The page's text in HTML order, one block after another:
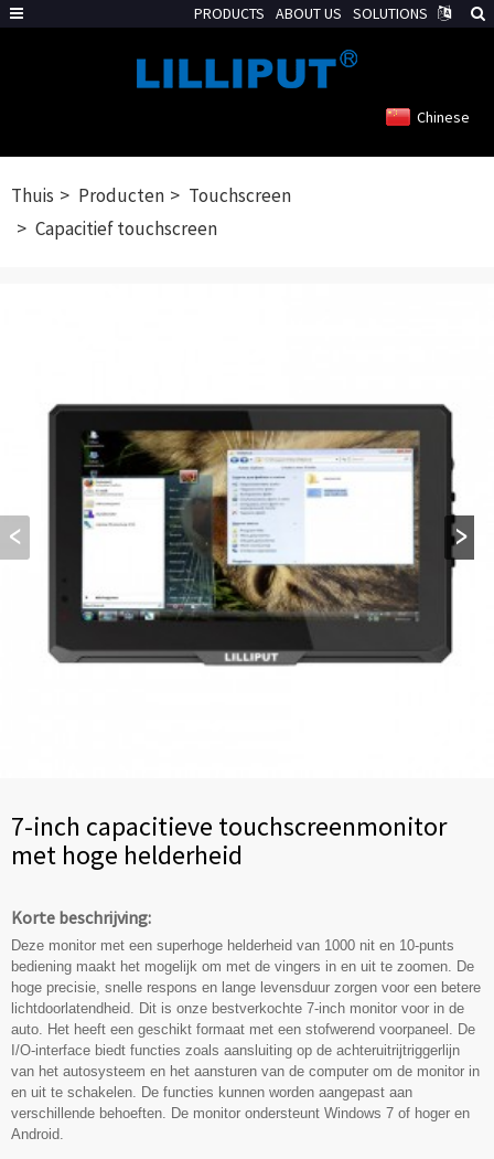
Chinese
Thuis Producten
Touchscreen
Capacitief touchscreen
7-inch capacitieve touchscreenmonitor
met hoge helderheid
Korte beschrijving:
Deze monitor met een superhoge helderheid van 1000 nit en 10-punts
bediening maakt het mogelijk om met de vingers in en uit te zoomen. De
hoge precisie, snelle respons en lange levensduur zorgen voor een betere
lichtdoorlatendheid. Dit is onze bestverkochte 7-inch monitor voor in de
auto. Het heeft een geschikt formaat met een stofwerend voorpaneel. De
I/O-interface biedt functies zoals aansluiting op de achteruitrijtriggerlijn
van het autosysteem en het aansturen van de computer om de monitor in
en uit te schakelen. De functies kunnen worden aangepast aan
verschillende behoeften. De monitor ondersteunt Windows 7 of hoger en
Android.
PRODUCTS ABOUT US SOLUTIONS